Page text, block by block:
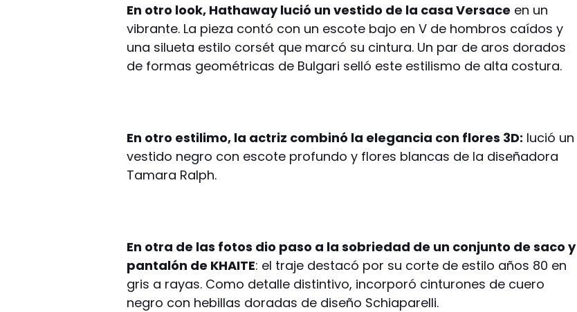
En otro look, Hathaway lució un vestido de la casa Versace en un
vibrante. La pieza contó con un escote bajo en V de hombros caídos y
una silueta estilo corsét que marcó su cintura. Un par de aros dorados
de formas geométricas de Bulgari selló este estilismo de alta costura.
En otro estilimo, la actriz combinó la elegancia con flores 3D: lució un
vestido negro con escote profundo y flores blancas de la diseñadora
Tamara Ralph.
En otra de las fotos dio paso a la sobriedad de un conjunto de saco y
pantalón de KHAITE: el traje destacó por su corte de estilo años 80 en
gris a rayas. Como detalle distintivo, incorporó cinturones de cuero
negro con hebillas doradas de diseño Schiaparelli.